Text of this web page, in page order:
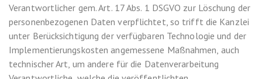
Verantwortlicher gem. Art. 17 Abs. 1 DSGVO zur Löschung der
personenbezogenen Daten verpflichtet, so trifft die Kanzlei
unter Berücksichtigung der verfügbaren Technologie und der
Implementierungskosten angemessene Maßnahmen, auch
technischer Art, um andere für die Datenverarbeitung